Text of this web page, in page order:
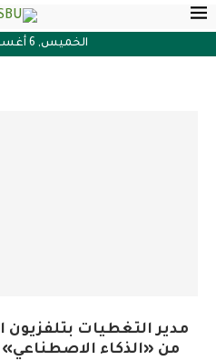
الخميس, 6 أغسطس , 2026
مدير التغطيات بتلفزيون
من «الذكاء الاصطناعي»